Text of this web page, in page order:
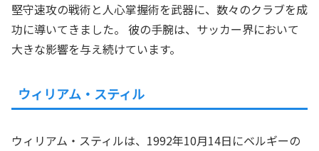
堅守速攻の戦術と人心掌握術を武器に、数々のクラブを成
功に導いてきました。 彼の手腕は、サッカー界において
大きな影響を与え続けています。
ウィリアム・スティル
ウィリアム・スティルは、1992年10月14日にベルギーの